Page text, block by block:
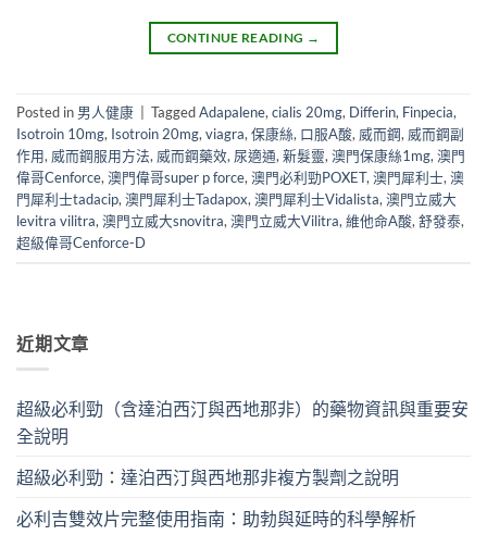
CONTINUE READING →
Posted in 男人健康 TaggedAdapalene, cialis 20mg, Differin, Finpecia,
Isotroin 10mg, Isotroin 20mg, viagra, 保康絲, 口服A酸, 威而鋼, 威而鋼副
作用, 威而鋼服用方法, 威而鋼藥效, 尿適通, 新髮靈, 澳門保康絲1mg, 澳門
偉哥Cenforce, 澳門偉哥super p force, 澳門必利勁POXET, 澳門犀利士, 澳
門犀利士tadacip, 澳門犀利士Tadapox, 澳門犀利士Vidalista, 澳門立威大
levitra vilitra, 澳門立威大snovitra, 澳門立威大Vilitra, 維他命A酸, 舒發泰,
超級偉哥Cenforce-D
近期文章
超級必利勁（含達泊西汀與西地那非）的藥物資訊與重要安
全說明
超級必利勁：達泊西汀與西地那非複方製劑之說明
必利吉雙效片完整使用指南：助勃與延時的科學解析